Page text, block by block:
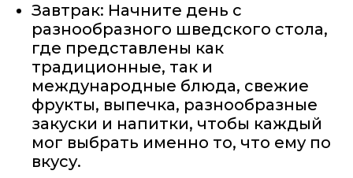
Завтрак: Начните день с
разнообразного шведского стола,
где представлены как
традиционные, так и
международные блюда, свежие
фрукты, выпечка, разнообразные
закуски и напитки, чтобы каждый
мог выбрать именно то, что ему по
вкусу.